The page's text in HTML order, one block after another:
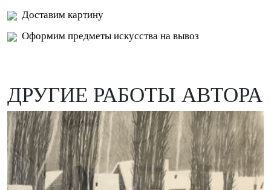
Доставим картину
Оформим предметы искусства на вывоз
ДРУГИЕ РАБОТЫ АВТОРА